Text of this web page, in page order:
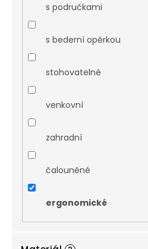
s područkami
s bederní opěrkou
stohovatelné
venkovní
zahradní
čalouněné
ergonomické